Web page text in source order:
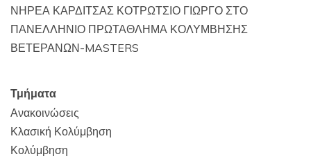
ΝΗΡΕΑ ΚΑΡΔΙΤΣΑΣ ΚΟΤΡΩΤΣΙΟ ΓΙΩΡΓΟ ΣΤΟ
ΠΑΝΕΛΛΗΝΙΟ ΠΡΩΤΑΘΛΗΜΑ ΚΟΛΥΜΒΗΣΗΣ
ΒΕΤΕΡΑΝΩΝ-MASTERS
Τμήματα
Ανακοινώσεις
Κλασική Κολύμβηση
Κολύμβηση